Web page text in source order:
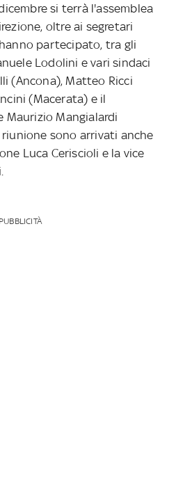
si terrà l'assemblea
oltre ai segretari
partecipato, tra gli
Lodolini e vari sindaci
(Ancona), Matteo Ricci
(Macerata) e il
Maurizio Mangialardi
sono arrivati anche
Luca Ceriscioli e la vice
PUBBLICITÀ